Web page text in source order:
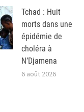
Tchad : Huit
morts dans une
épidémie de
choléra à
N’Djamena
6 août 2026